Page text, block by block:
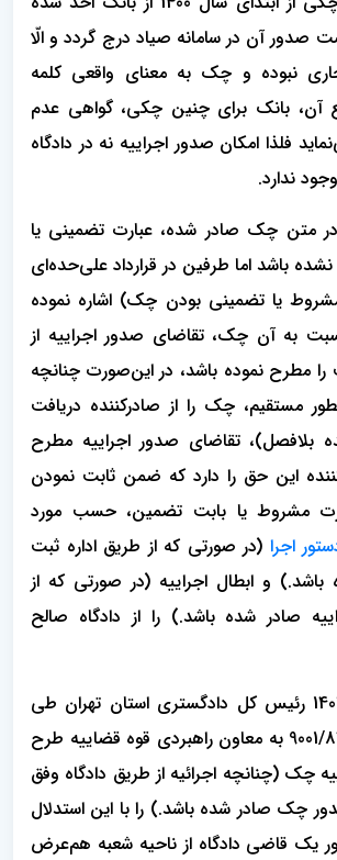
صدور آن در سامانه صیاد درج گردد و الّا
نبوده و چک به معنای واقعی کلمه
آن، بانک برای چنین چکی، گواهی عدم
فلذا امکان صدور اجراییه نه در دادگاه
ندارد.
متن چک صادر شده، عبارت تضمینی یا
باشد اما طرفین در قرارداد علی‌حده‌ای
یا تضمینی بودن چک) اشاره نموده
به آن چک، تقاضای صدور اجراییه از
را مطرح نموده باشد، در این‌صورت چنانچه
مستقیم، چک را از صادرکننده دریافت
بلافصل)، تقاضای صدور اجراییه مطرح
این حق را دارد که ضمن ثابت نمودن
مشروط یا بابت تضمین، حسب مورد
اجرا (در صورتی که از طریق اداره ثبت
باشد.) و ابطال اجراییه (در صورتی که از
صادر شده باشد.) را از دادگاه صالح
در تاریخ 28-12-1403 رئیس کل دادگستری استان تهران طی
نامه شماره 9001/8420/10 به معاون راهبردی قوه قضاییه طرح
چک (چنانچه اجرائیه از طریق دادگاه وفق
صدور چک صادر شده باشد.) را با این استدلال
یک قاضی دادگاه از ناحیه شعبه هم‌عرض